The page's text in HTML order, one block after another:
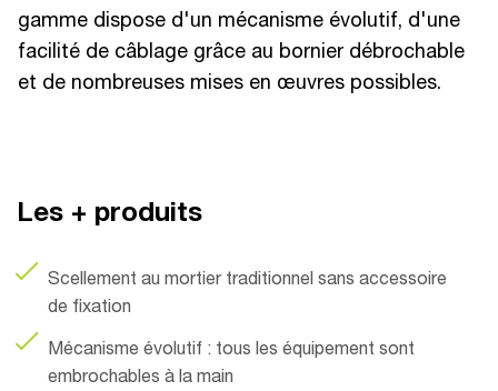
gamme dispose d'un mécanisme évolutif, d'une
facilité de câblage grâce au bornier débrochable
et de nombreuses mises en œuvres possibles.
Les + produits
Scellement au mortier traditionnel sans accessoire
de fixation
Mécanisme évolutif : tous les équipement sont
embrochables à la main